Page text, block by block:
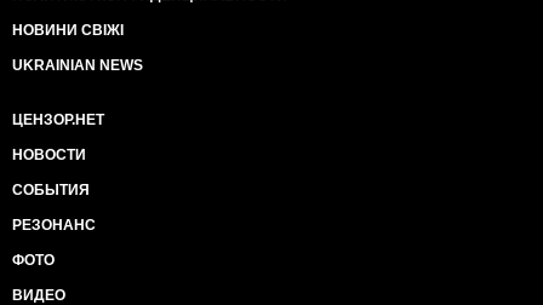
НОВИНИ СВІЖІ
UKRAINIAN NEWS
ЦЕНЗОР.НЕТ
НОВОСТИ
СОБЫТИЯ
РЕЗОНАНС
ФОТО
ВИДЕО